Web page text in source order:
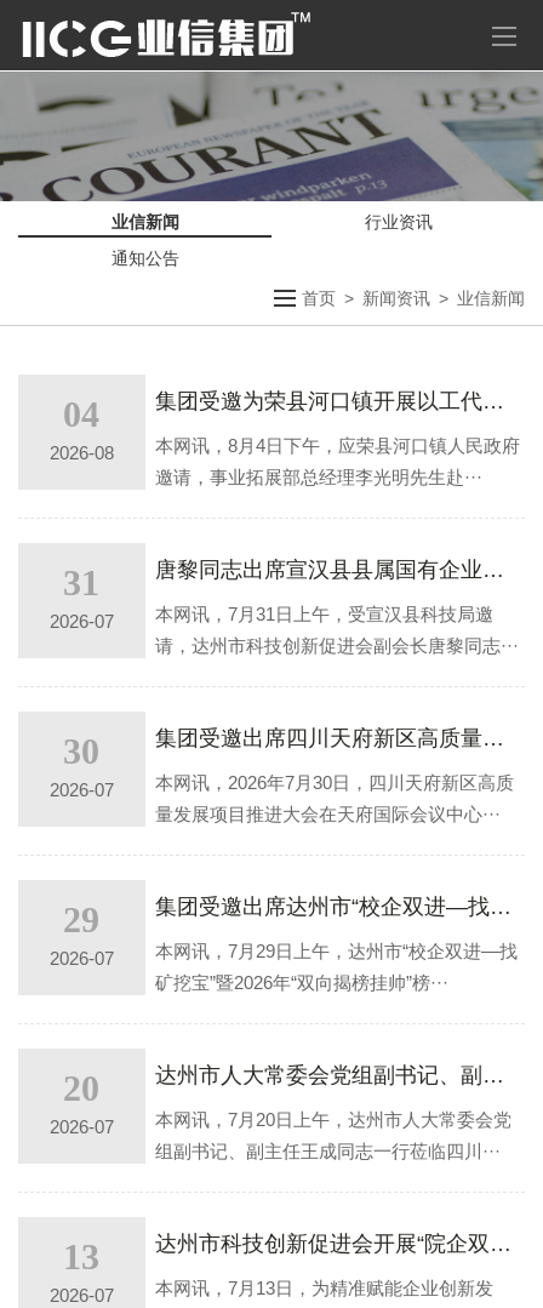
业信新闻
行业资讯
通知公告
首页 > 新闻资讯 > 业信新闻
04
2026-08
集团受邀为荣县河口镇开展以工代赈项目专题宣讲
本网讯，8月4日下午，应荣县河口镇人民政府
邀请，事业拓展部总经理李光明先生赴···
31
2026-07
唐黎同志出席宣汉县县属国有企业科研投入业务培训会
本网讯，7月31日上午，受宣汉县科技局邀
请，达州市科技创新促进会副会长唐黎同志···
30
2026-07
集团受邀出席四川天府新区高质量发挥在那项目推进大会
本网讯，2026年7月30日，四川天府新区高质
量发展项目推进大会在天府国际会议中心···
29
2026-07
集团受邀出席达州市“校企双进—找矿挖宝” 暨2026年“双向揭榜挂帅”榜单发布仪式
本网讯，7月29日上午，达州市“校企双进—找
矿挖宝”暨2026年“双向揭榜挂帅”榜···
20
2026-07
达州市人大常委会党组副书记、副主任 王成同志莅临集团调研指导
本网讯，7月20日上午，达州市人大常委会党
组副书记、副主任王成同志一行莅临四川···
13
2026-07
达州市科技创新促进会开展“院企双进•找矿挖宝”暨“科技体检+服务包”专场活动
本网讯，7月13日，为精准赋能企业创新发